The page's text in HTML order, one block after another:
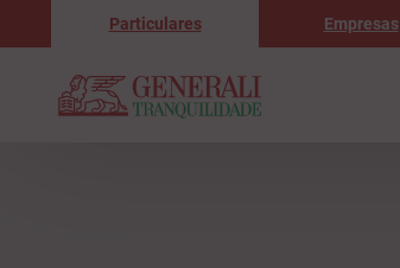
Particulares Empresas